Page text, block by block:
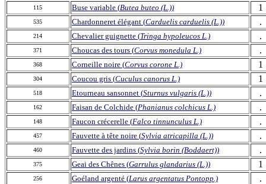
115 Buse variable (Butea buteo (L.)) 1
535 Chardonneret élégant (Carduelis carduelis (L.)) .
214 Chevalier guignette (Tringa hypoleucos L.) .
371 Choucas des tours (Corvus monedula L.) .
368 Corneille noire (Corvus corone L.) 1
304 Coucou gris (Cuculus canorus L.) 1
518 Etourneau sansonnet (Sturnus vulgaris (L.)) .
162 Faisan de Colchide (Phanianus colchicus L.) .
148 Faucon crécerelle (Falco tinnunculus L.) .
457 Fauvette à tête noire (Sylvia atricapilla (L.)) .
460 Fauvette des jardins (Sylvia borin (Boddaert)) .
375 Geai des Chênes (Garrulus glandarius (L.)) 1
256 Goéland argenté (Larus argentatus Pontopp.) .